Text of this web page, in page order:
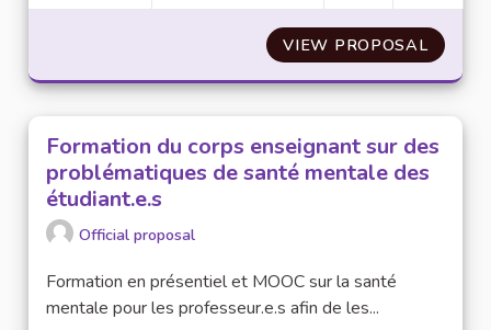
VIEW PROPOSAL
Formation du corps enseignant sur des
problématiques de santé mentale des
étudiant.e.s
Official proposal
Formation en présentiel et MOOC sur la santé
mentale pour les professeur.e.s afin de les...